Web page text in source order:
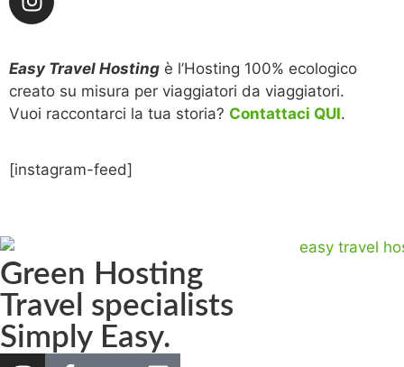
Easy Travel Hosting è l’Hosting 100% ecologico
creato su misura per viaggiatori da viaggiatori.
Vuoi raccontarci la tua storia? Contattaci QUI.
[instagram-feed]
Green Hosting
Travel specialists
Simply Easy.